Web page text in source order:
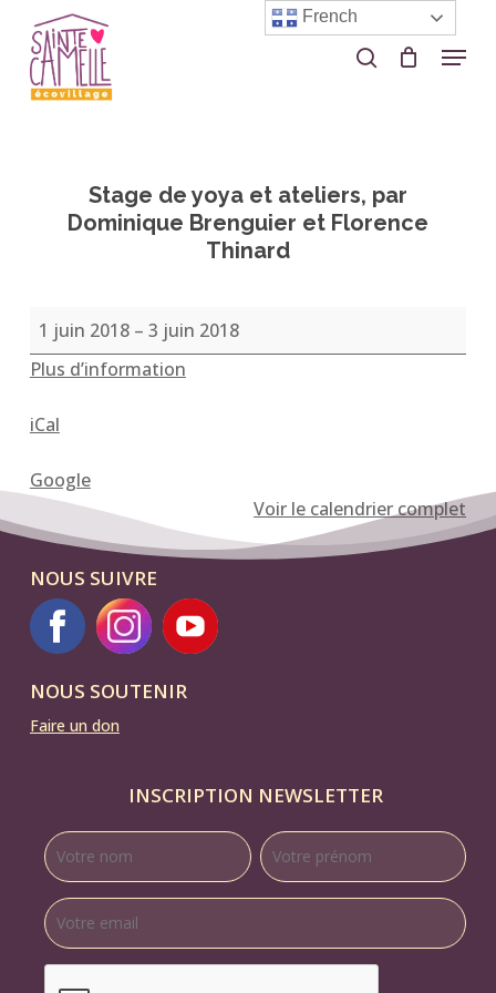
main
content
search Menu
Stage de yoya et ateliers, par
Dominique Brenguier et Florence
Thinard
Stage
de
yoya
ateliers,
Dominique
Brenguier
Florence
Thinard
1 juin 2018 – 3 juin 2018
Plus d’information
iCal
Google
Voir le calendrier complet
NOUS SUIVRE
NOUS SOUTENIR
Faire un don
INSCRIPTION NEWSLETTER
Close
French